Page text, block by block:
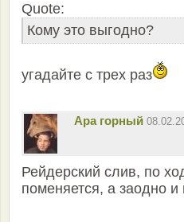
Quote:
Кому это выгодно?
угадайте с трех раз
Ара горный
Рейдерский слив, по
поменяется, а заодно и